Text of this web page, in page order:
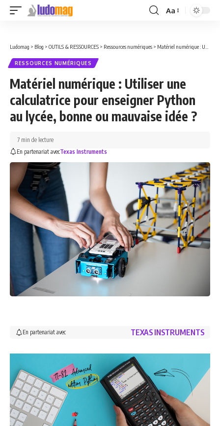
Font
Aa
Ludomag > Blog > OUTILS & RESSOURCES > Ressources numériques > Matériel numérique : Utiliser une calculatrice pour enseigner Python au lycée, bonne ou mauvaise idée ?
RESSOURCES NUMÉRIQUES
Matériel numérique : Utiliser une
calculatrice pour enseigner Python
au lycée, bonne ou mauvaise idée ?
En partenariat avecTexas Instruments
7 min de lecture
En partenariat avec TEXAS INSTRUMENTS